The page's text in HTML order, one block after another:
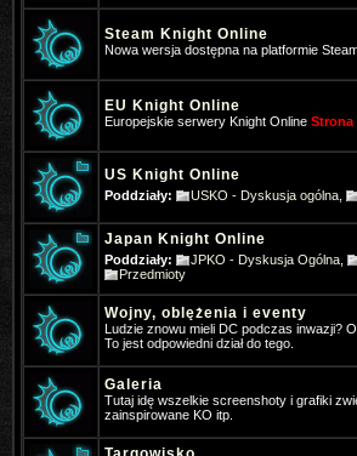
Steam Knight Online
Nowa wersja dostępna na platformie
EU Knight Online
Europejskie serwery Knight Online Strona
US Knight Online
Poddziały: USKO - Dyskusja ogólna
Japan Knight Online
Poddziały: JPKO - Dyskusja Ogólna
Przedmioty
Wojny, oblężenia i eventy
Ludzie znowu mieli DC podczas inwazji?
To jest odpowiedni dział do tego.
Galeria
Tutaj idę wszelkie screenshoty i grafiki
zainspirowane KO itp.
Może ktoś stąd
https://
Songo3- 2024-12-24 09:58:22
btw Wesołych
*Hangman- 2025-01-16
Gra ktoś w
Pogo- 2025-01-31 17:31:27
Też jestem pos